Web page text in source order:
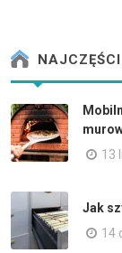
13
Jak
14